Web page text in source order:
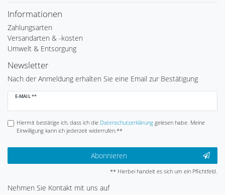
Informationen
Zahlungsarten
Versandarten & -kosten
Umwelt & Entsorgung
Newsletter
Nach der Anmeldung erhalten Sie eine Email zur Bestätigung
E-MAIL **
Newsletter
Hiermit bestätige ich, dass ich die Daten­schutz­erklärunggelesen habe. Meine
Einwilligung kann ich jederzeit widerrufen.**
Abonnieren
** Hierbei handelt es sich um ein Pflichtfeld.
Nehmen Sie Kontakt mit uns auf